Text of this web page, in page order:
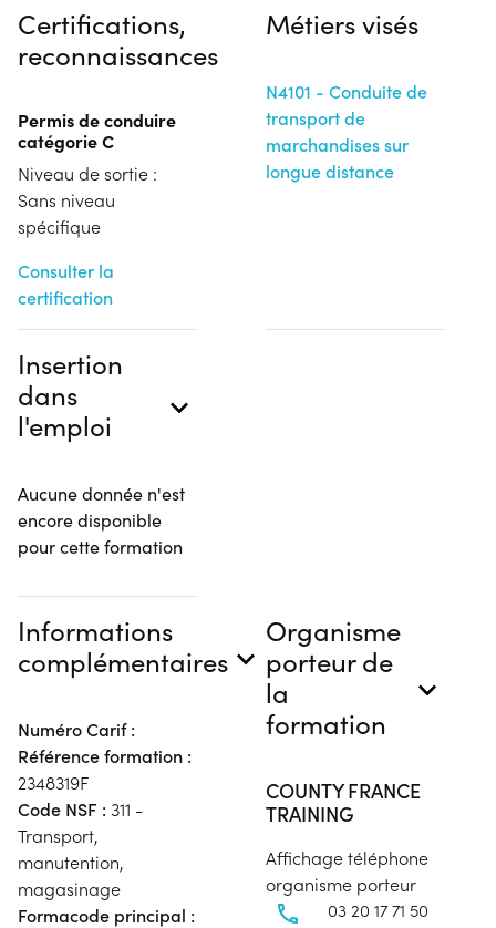
Certifications,
reconnaissances
Permis de conduire
catégorie C
Niveau de sortie :
Sans niveau
spécifique
Consulter la
certification
Métiers visés
N4101 - Conduite de
transport de
marchandises sur
longue distance
Insertion
dans
l'emploi
Aucune donnée n'est
encore disponible
pour cette formation
Informations
complémentaires
Numéro Carif :
Référence formation :
2348319F
Code NSF : 311 -
Transport,
manutention,
magasinage
Formacode principal :
Organisme
porteur de
la
formation
COUNTY FRANCE
TRAINING
Affichage téléphone
organisme porteur
03 20 17 71 50